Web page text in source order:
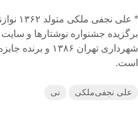
* علی
برگزیده جشنواره نوشتارها و
است.
علی نجفی‌ملکی نی